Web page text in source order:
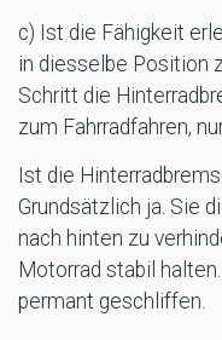
c) Ist die Fähigkeit
in diesselbe Position
Schritt die
zum Fahrradfahren,
Ist die
Grundsätzlich ja. Sie
nach hinten zu
Motorrad stabil
permant geschliffen.